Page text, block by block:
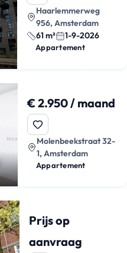
Haarlemmerweg
956, Amsterdam
61 m²
1-9-2026
Appartement
€ 2.950 / maand
Molenbeekstraat 32-
1, Amsterdam
Appartement
Prijs op
aanvraag